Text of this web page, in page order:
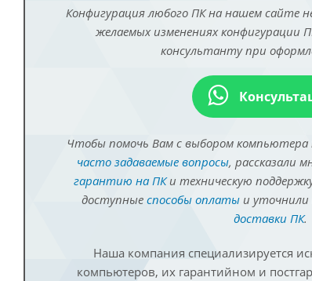
Конфигурация любого ПК на нашем сайте
желаемых изменениях
консультанту при
Чтобы помочь Вам с выбором
часто задаваемые вопросы, рассказали
гарантию на ПКи техническую
доступные способы оплатыи
доставки ПК.
Наша компания специализируется
компьютеров, их гарантийном и